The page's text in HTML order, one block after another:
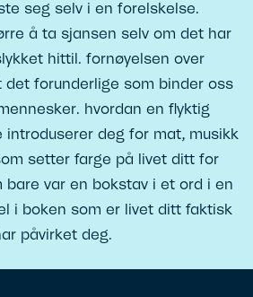
seg selv i en forelskelse.
å ta sjansen selv om det har
hittil. fornøyelsen over
forunderlige som binder oss
hvordan en flyktig
introduserer deg for mat, musikk
setter farge på livet ditt for
bare var en bokstav i et ord i en
i boken som er livet ditt faktisk
påvirket deg.